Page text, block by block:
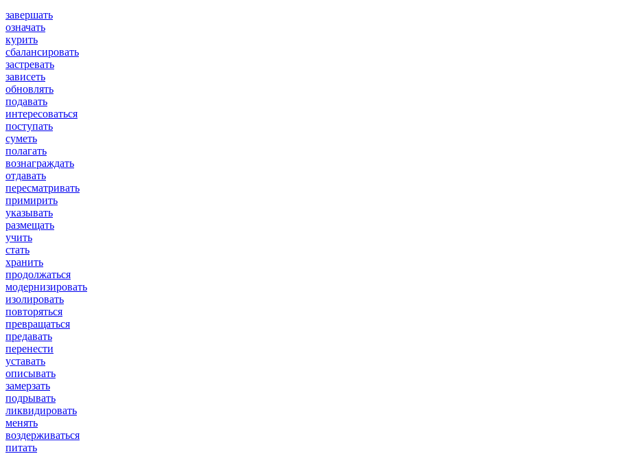
завершать
означать
курить
сбалансировать
застревать
зависеть
обновлять
подавать
интересоваться
поступать
суметь
полагать
вознаграждать
отдавать
пересматривать
примирить
указывать
размещать
учить
стать
хранить
продолжаться
модернизировать
изолировать
повторяться
превращаться
предавать
перенести
уставать
описывать
замерзать
подрывать
ликвидировать
менять
воздерживаться
питать